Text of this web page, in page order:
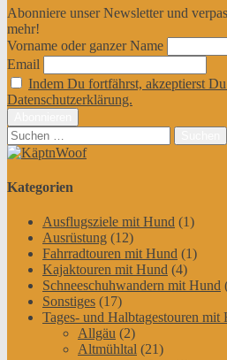
Abonniere unser Newsletter und
mehr!
Vorname oder ganzer Name
Email
Indem Du fortfährst, akzeptierst Du
Datenschutzerklärung.
Suchen
nach:
Kategorien
Ausflugsziele mit Hund (1)
Ausrüstung (12)
Fahrradtouren mit Hund (1)
Kajaktouren mit Hund (4)
Schneeschuhwandern mit Hund
Sonstiges (17)
Tages- und Halbtagestouren mit
Allgäu (2)
Altmühltal (21)